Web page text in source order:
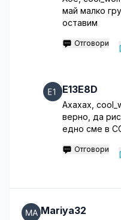
май малко
оставим
Отговори
E13E8D
Ахахах,
верно, да
едно сме в
Отговори
Mariya32